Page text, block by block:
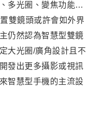
、多光圈、變焦功能…
雙鏡頭或許會如外界
仍然認為智慧型雙鏡
大光圈/廣角設計且不
開發出更多攝影或視訊
智慧型手機的主流設